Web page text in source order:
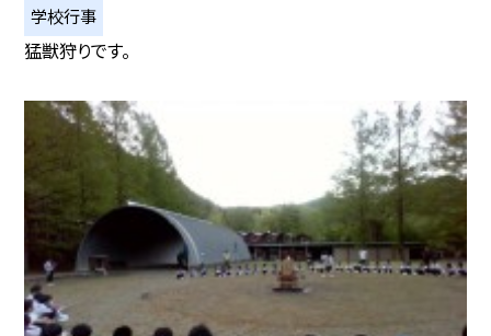
学校行事
猛獣狩りです。